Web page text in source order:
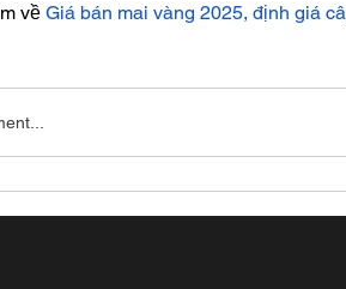
về Giá bán mai vàng 2025, định giá